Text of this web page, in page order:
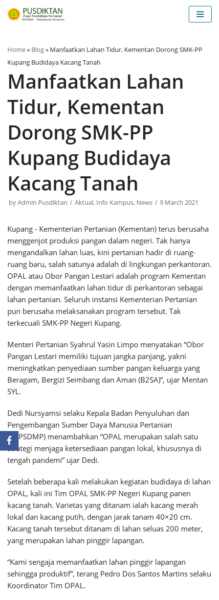
Skip
to
Home» Blog» Manfaatkan Lahan Tidur, Kementan Dorong SMK-PP
Kupang Budidaya Kacang Tanah
Manfaatkan Lahan
Tidur, Kementan
Dorong SMK-PP
Kupang Budidaya
Kacang Tanah
byAdmin Pusdiktan Aktual, Info Kampus, News 9 March 2021
Kupang - Kementerian Pertanian (Kementan) terus berusaha
menggenjot produksi pangan dalam negeri. Tak hanya
mengandalkan lahan luas, kini pertanian hadir di ruang-
ruang baru, salah satunya adalah di lingkungan perkantoran.
OPAL atau Obor Pangan Lestari adalah program Kementan
dengan memanfaatkan lahan tidur di perkantoran sebagai
lahan pertanian. Seluruh instansi Kementerian Pertanian
pun berusaha melaksanakan program tersebut. Tak
terkecuali SMK-PP Negeri Kupang.
Menteri Pertanian Syahrul Yasin Limpo menyatakan “Obor
Pangan Lestari memiliki tujuan jangka panjang, yakni
meningkatkan penyediaan sumber pangan keluarga yang
Beragam, Bergizi Seimbang dan Aman (B2SA)”, ujar Mentan
SYL.
Dedi Nursyamsi selaku Kepala Badan Penyuluhan dan
Pengembangan Sumber Daya Manusia Pertanian
(BPPSDMP) menambahkan “OPAL merupakan salah satu
strategi menjaga ketersediaan pangan lokal, khususnya di
tengah pandemi” ujar Dedi.
Setelah beberapa kali melakukan kegiatan budidaya di lahan
OPAL, kali ini Tim OPAL SMK-PP Negeri Kupang panen
kacang tanah. Varietas yang ditanam ialah kacang merah
lokal dan kacang putih, dengan jarak tanam 40×20 cm.
Kacang tanah tersebut ditanam di lahan seluas 200 meter,
yang merupakan lahan pinggir lapangan.
“Kami sengaja memanfaatkan lahan pinggir lapangan
sehingga produktif”, terang Pedro Dos Santos Martins selaku
Koordinator Tim OPAL.